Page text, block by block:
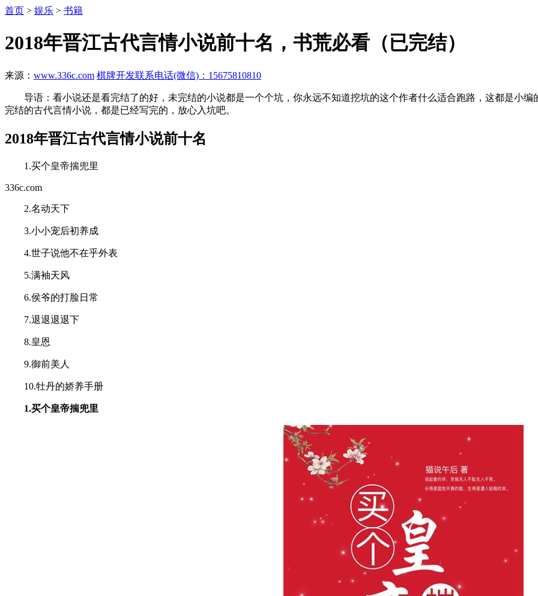
首页 > 娱乐 > 书籍
2018年晋江古代言情小说前十名，书荒必看（已完结）
来源： www.336c.com 棋牌开发联系电话(微信)：15675810810
导语：看小说还是看完结了的好，未完结的小说都是一个个坑，你永远不知道挖坑的这个作者什么适合跑路，这都是小编
完结的古代言情小说，都是已经写完的，放心入坑吧。
2018年晋江古代言情小说前十名
1.买个皇帝揣兜里
336c.com
2.名动天下
3.小小宠后初养成
4.世子说他不在乎外表
5.满袖天风
6.侯爷的打脸日常
7.退退退退下
8.皇恩
9.御前美人
10.牡丹的娇养手册
1.买个皇帝揣兜里